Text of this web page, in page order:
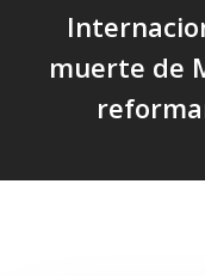
muerte de